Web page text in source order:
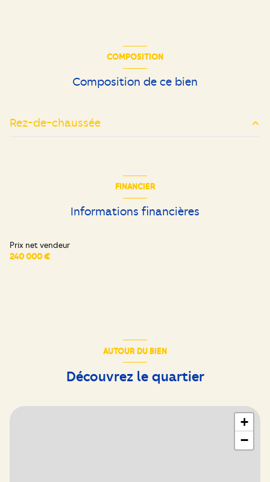
COMPOSITION
Composition de ce bien
Rez-de-chaussée
chambre
chambre
FINANCIER
Informations financières
Prix net vendeur
240 000 €
AUTOUR DU BIEN
Découvrez le quartier
+
−